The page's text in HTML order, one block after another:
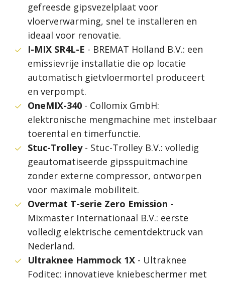
gefreesde gipsvezelplaat voor
vloerverwarming, snel te installeren en
ideaal voor renovatie.
I-MIX SR4L-E - BREMAT Holland B.V.: een
emissievrije installatie die op locatie
automatisch gietvloermortel produceert
en verpompt.
OneMIX-340 - Collomix GmbH:
elektronische mengmachine met instelbaar
toerental en timerfunctie.
Stuc-Trolley- Stuc-Trolley B.V.: volledig
geautomatiseerde gipsspuitmachine
zonder externe compressor, ontworpen
voor maximale mobiliteit.
Overmat T-serie Zero Emission -
Mixmaster Internationaal B.V.: eerste
volledig elektrische cementdektruck van
Nederland.
Ultraknee Hammock 1X - Ultraknee
Foditec: innovatieve kniebeschermer met